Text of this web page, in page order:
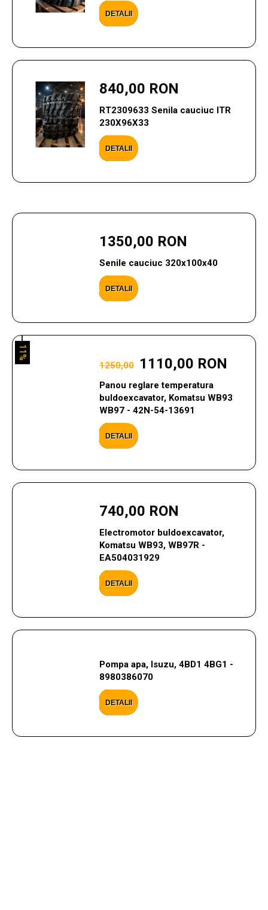
DETALII
840,00 RON
RT2309633 Senila cauciuc ITR
230X96X33
DETALII
1350,00 RON
Senile cauciuc 320x100x40
DETALII
1250,00 1110,00 RON
Panou reglare temperatura
buldoexcavator, Komatsu WB93
WB97 - 42N-54-13691
DETALII
11%
740,00 RON
Electromotor buldoexcavator,
Komatsu WB93, WB97R -
EA504031929
DETALII
Pompa apa, Isuzu, 4BD1 4BG1 -
8980386070
DETALII